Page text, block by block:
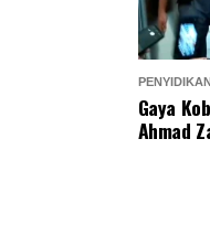
Gaya
Ahmad